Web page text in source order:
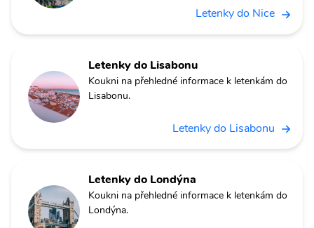
Letenky do Nice
Letenky do Lisabonu
Koukni na přehledné informace k letenkám do
Lisabonu.
Letenky do Lisabonu
Letenky do Londýna
Koukni na přehledné informace k letenkám do
Londýna.